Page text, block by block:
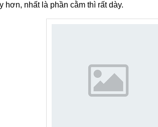
hơn, nhất là phần cằm thì rất dày.